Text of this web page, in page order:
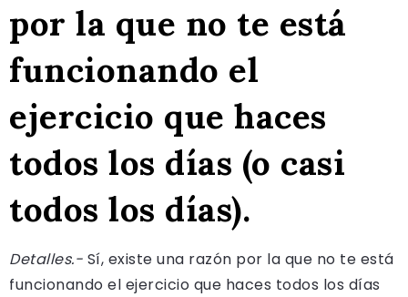
por la que no te está
funcionando el
ejercicio que haces
todos los días (o casi
todos los días).
Detalles.- Sí, existe una razón por la que no te está
funcionando el ejercicio que haces todos los días